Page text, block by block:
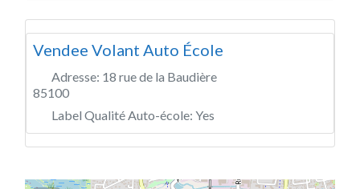
Vendee Volant Auto École
Adresse: 18 rue de la Baudière
85100
Label Qualité Auto-école: Yes